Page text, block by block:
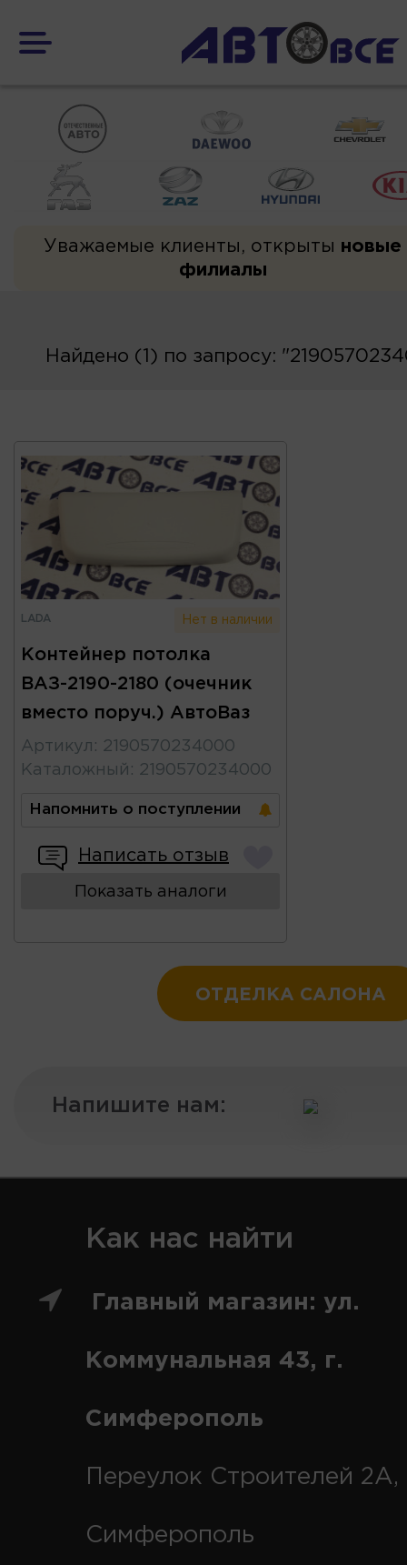
Уважаемые клиенты, открыты новые
филиалы
Найдено (1) по запросу:
LADA Нет в наличии
Контейнер потолка
ВАЗ-2190-2180 (очечник
вместо поруч.) АвтоВаз
Артикул : 2190570234000
Каталожный : 2190570234000
Напомнить о поступлении
Написать отзыв
Показать аналоги
ОТДЕЛКА САЛОНА
Напишите нам:
Как нас найти
Главный магазин: ул.
Коммунальная 43, г.
Симферополь
Переулок Строителей 2А,
Симферополь